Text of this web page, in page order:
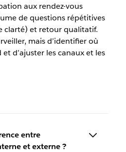
aux rendez-vous
de questions répétitives
clarté) et retour qualitatif.
mais d’identifier où
d’ajuster les canaux et les
entre
et externe ?